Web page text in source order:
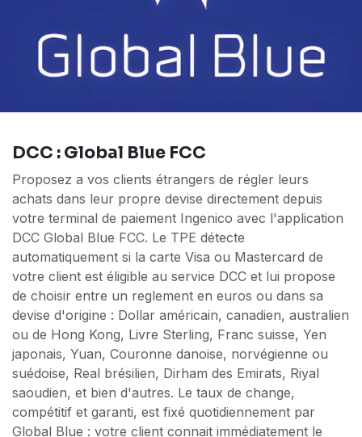
DCC : Global Blue FCC
Proposez a vos clients étrangers de régler leurs
achats dans leur propre devise directement depuis
votre terminal de paiement Ingenico avec l'application
DCC Global Blue FCC. Le TPE détecte
automatiquement si la carte Visa ou Mastercard de
votre client est éligible au service DCC et lui propose
de choisir entre un reglement en euros ou dans sa
devise d'origine : Dollar américain, canadien, australien
ou de Hong Kong, Livre Sterling, Franc suisse, Yen
japonais, Yuan, Couronne danoise, norvégienne ou
suédoise, Real brésilien, Dirham des Emirats, Riyal
saoudien, et bien d'autres. Le taux de change,
compétitif et garanti, est fixé quotidiennement par
Global Blue : votre client connait immédiatement le